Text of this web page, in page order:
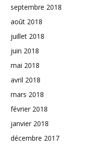
septembre 2018
août 2018
juillet 2018
juin 2018
mai 2018
avril 2018
mars 2018
février 2018
janvier 2018
décembre 2017